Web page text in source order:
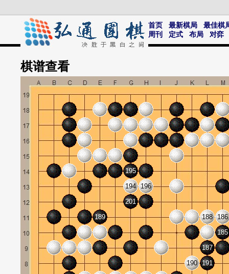
首页 最新棋局
最佳棋
周刊
定式 布局 对弈
棋谱查看
185
186
187
188
189
190 191
194
195
196
201